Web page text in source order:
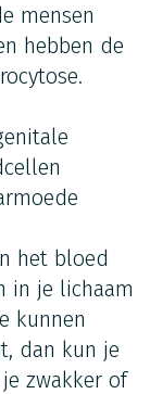
mensen
hebben de
het bloed
in je lichaam
kunnen
dan kun je
zwakker of